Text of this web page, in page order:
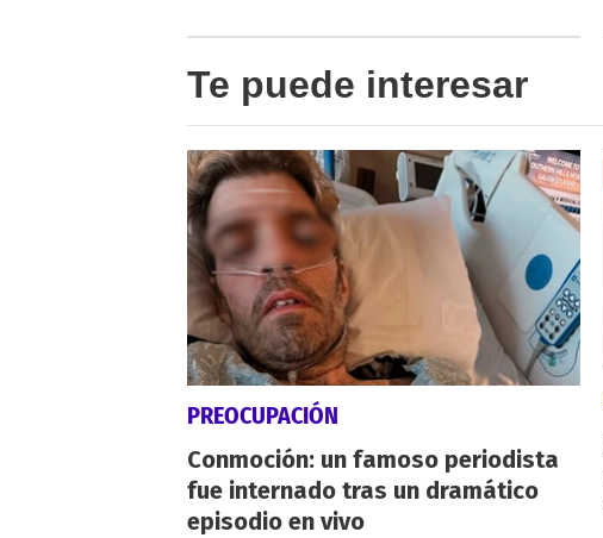
Te puede interesar
PREOCUPACIÓN
Conmoción: un famoso periodista
fue internado tras un dramático
episodio en vivo